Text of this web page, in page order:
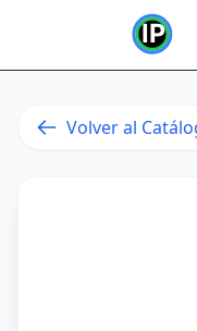
Volver al